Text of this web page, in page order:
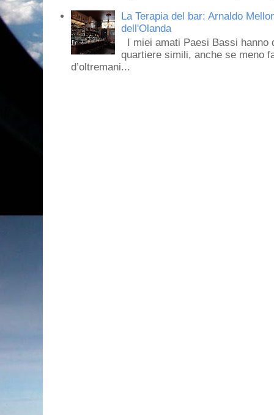
La Terapia del bar: Arnaldo
dell'Olanda
I miei amati Paesi Bassi
quartiere simili, anche se meno
d’oltremani...